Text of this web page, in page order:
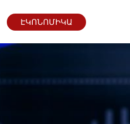
ԷԿՈՆՈՄԻԿԱ